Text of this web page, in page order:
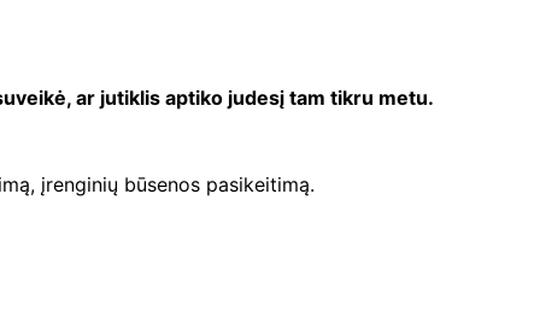
ar jutiklis aptiko judesį tam tikru metu.
įrenginių būsenos pasikeitimą.